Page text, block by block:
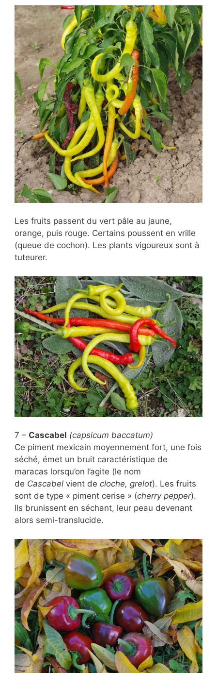
Les fruits passent du vert pâle au jaune,
orange, puis rouge. Certains poussent en vrille
(queue de cochon). Les plants vigoureux sont à
tuteurer.
7 – Cascabel (capsicum baccatum)
Ce piment mexicain moyennement fort, une fois
séché, émet un bruit caractéristique de
maracas lorsqu’on l’agite (le nom
de Cascabel vient de cloche, grelot). Les fruits
sont de type « piment cerise » (cherry pepper).
Ils brunissent en séchant, leur peau devenant
alors semi-translucide.